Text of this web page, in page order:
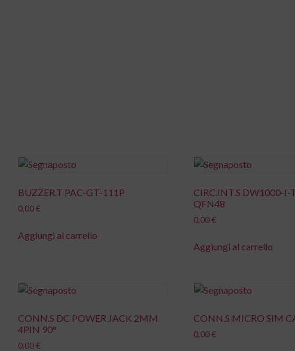
BUZZER.T PAC-GT-111P
0,00€
Aggiungi al carrello
CIRC.INT.S DW1000-I-
QFN48
0,00€
Aggiungi al carrello
CONN.S DC POWER JACK 2MM
4PIN 90°
0,00€
CONN.S MICRO SIM
0,00€